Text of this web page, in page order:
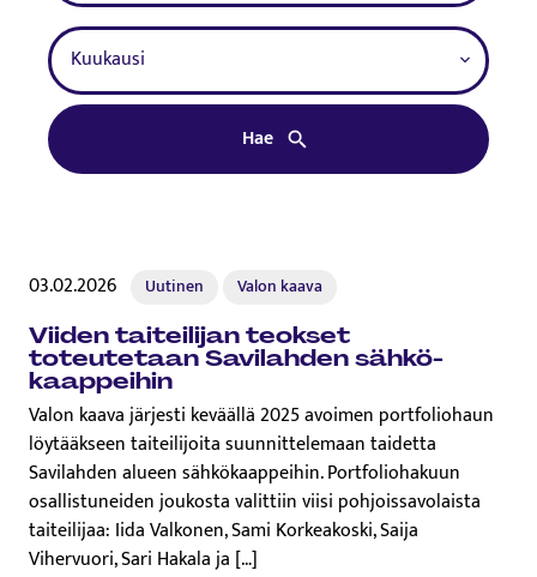
Kuukausi
Hae
03.02.2026 Uutinen Valon kaava
Viiden taiteilijan teokset
toteutetaan Savilahden säh­kö­
kaap­pei­hin
Valon kaava järjesti keväällä 2025 avoimen portfoliohaun
löytääkseen taiteilijoita suunnittelemaan taidetta
Savilahden alueen sähkökaappeihin. Portfoliohakuun
osallistuneiden joukosta valittiin viisi pohjoissavolaista
taiteilijaa: Iida Valkonen, Sami Korkeakoski, Saija
Vihervuori, Sari Hakala ja […]